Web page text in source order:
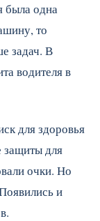
была одна
то
задач. В
водителя в
для здоровья
защиты для
очки. Но
и